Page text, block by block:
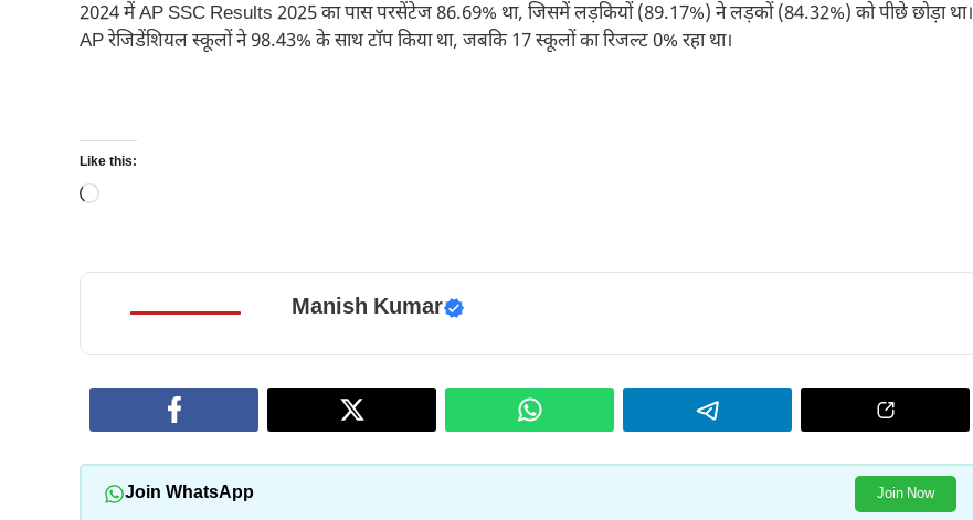
2024 में AP SSC Results 2025 का पास परसेंटेज 86.69% था, जिसमें लड़कियों (89.17%) ने लड़कों (84.32%) को पीछे छोड़ा था।
AP रेजिडेंशियल स्कूलों ने 98.43% के साथ टॉप किया था, जबकि 17 स्कूलों का रिजल्ट 0% रहा था।
Like this:
Loading…
Manish Kumar
Join WhatsApp Join Now